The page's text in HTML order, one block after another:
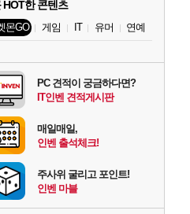
HOT한 콘텐츠
몬GO 게임 IT 유머 연예
PC 견적이 궁금하다면?
IT인벤 견적게시판
매일매일,
인벤 출석체크!
주사위 굴리고 포인트!
인벤 마블